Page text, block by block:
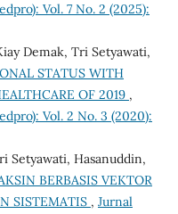
Vol. 7 No. 2 (2025):
Demak, Tri Setyawati,
STATUS WITH
OF 2019 ,
Vol. 2 No. 3 (2020):
Setyawati, Hasanuddin,
BERBASIS VEKTOR
SISTEMATIS , Jurnal